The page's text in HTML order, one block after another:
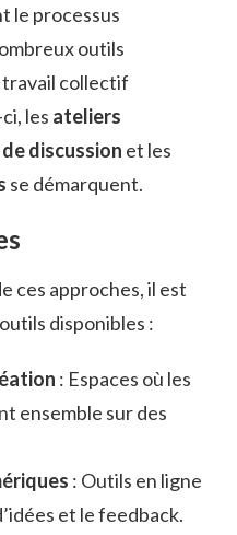
le processus
outils
collectif
les ateliers
discussion et les
se démarquent.
ces approches, il est
disponibles :
: Espaces où les
ensemble sur des
: Outils en ligne
et le feedback.